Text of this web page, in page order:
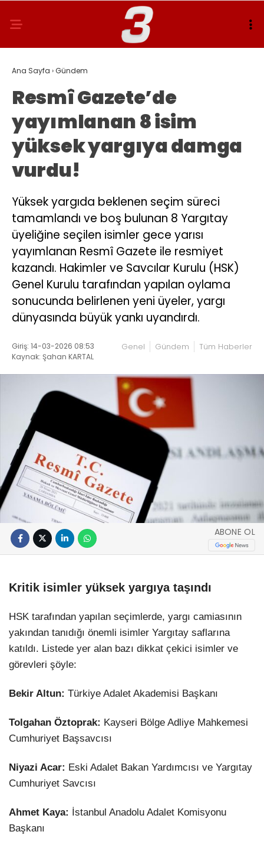
Ana Sayfa ›Gündem
Resmî Gazete’de
yayımlanan 8 isim
yüksek yargıya damga
vurdu!
Yüksek yargıda beklenen seçim süreci
tamamlandı ve boş bulunan 8 Yargıtay
üyeliğine seçilen isimler gece yarısı
yayımlanan Resmî Gazete ile resmiyet
kazandı. Hakimler ve Savcılar Kurulu (HSK)
Genel Kurulu tarafından yapılan oylama
sonucunda belirlenen yeni üyeler, yargı
dünyasında büyük yankı uyandırdı.
Giriş: 14-03-2026 08:53
Kaynak: Şahan KARTAL
Genel Gündem Tüm Haberler
ABONE OL
Kritik isimler yüksek yargıya taşındı
HSK tarafından yapılan seçimlerde, yargı camiasının
yakından tanıdığı önemli isimler Yargıtay saflarına
katıldı. Listede yer alan bazı dikkat çekici isimler ve
görevleri şöyle:
Bekir Altun: Türkiye Adalet Akademisi Başkanı
Tolgahan Öztoprak: Kayseri Bölge Adliye Mahkemesi
Cumhuriyet Başsavcısı
Niyazi Acar: Eski Adalet Bakan Yardımcısı ve Yargıtay
Cumhuriyet Savcısı
Ahmet Kaya: İstanbul Anadolu Adalet Komisyonu
Başkanı